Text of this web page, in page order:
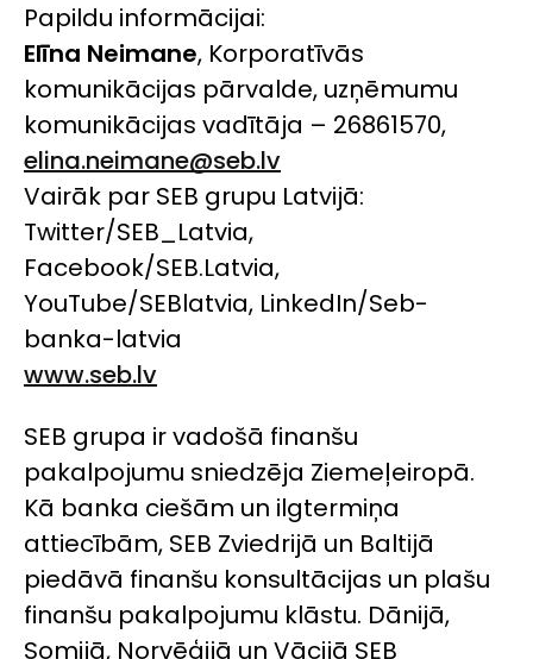
Papildu informācijai:
Elīna Neimane, Korporatīvās
komunikācijas pārvalde, uzņēmumu
komunikācijas vadītāja – 26861570,
elina.neimane@seb.lv
Vairāk par SEB grupu Latvijā:
Twitter/SEB_Latvia,
Facebook/SEB.Latvia,
YouTube/SEBlatvia, LinkedIn/Seb-
banka-latvia
www.seb.lv
SEB grupa ir vadošā finanšu
pakalpojumu sniedzēja Ziemeļeiropā.
Kā banka ciešām un ilgtermiņa
attiecībām, SEB Zviedrijā un Baltijā
piedāvā finanšu konsultācijas un plašu
finanšu pakalpojumu klāstu. Dānijā,
Somijā, Norvēģijā un Vācijā SEB